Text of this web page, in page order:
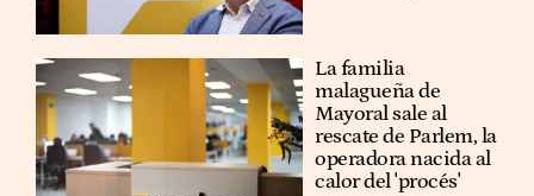
La familia
malagueña de
Mayoral sale al
rescate de Parlem, la
operadora nacida al
calor del 'procés'